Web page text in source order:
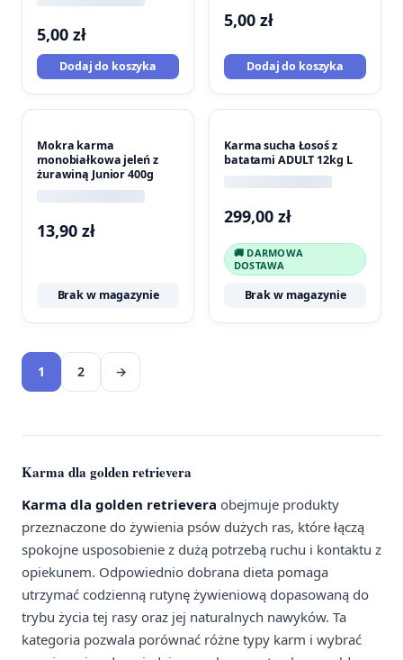
5,00 zł
Dodaj do koszyka
5,00 zł
Dodaj do koszyka
Mokra karma
monobiałkowa jeleń z
żurawiną Junior 400g
13,90 zł
Brak w magazynie
Karma sucha Łosoś z
batatami ADULT 12kg L
299,00 zł
🚚 DARMOWA
DOSTAWA
Brak w magazynie
1 2 →
Karma dla golden retrievera
Karma dla golden retrievera obejmuje produkty
przeznaczone do żywienia psów dużych ras, które łączą
spokojne usposobienie z dużą potrzebą ruchu i kontaktu z
opiekunem. Odpowiednio dobrana dieta pomaga
utrzymać codzienną rutynę żywieniową dopasowaną do
trybu życia tej rasy oraz jej naturalnych nawyków. Ta
kategoria pozwala porównać różne typy karm i wybrać